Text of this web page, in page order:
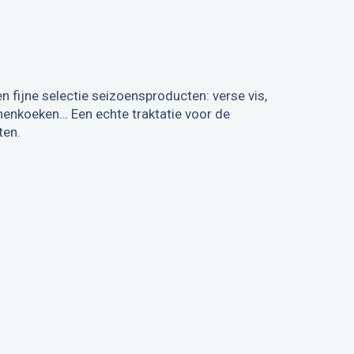
fijne selectie seizoensproducten: verse vis,
Een echte traktatie voor de